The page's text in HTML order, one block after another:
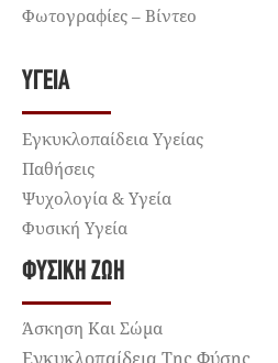
Φωτογραφίες – Βίντεο
ΥΓΕΊΑ
Εγκυκλοπαίδεια Υγείας
Παθήσεις
Ψυχολογία & Υγεία
Φυσική Υγεία
ΦΥΣΙΚΉ ΖΩΉ
Άσκηση Και Σώμα